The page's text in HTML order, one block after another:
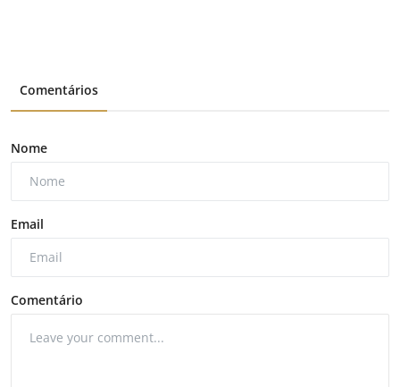
Comentários
Nome
Email
Comentário